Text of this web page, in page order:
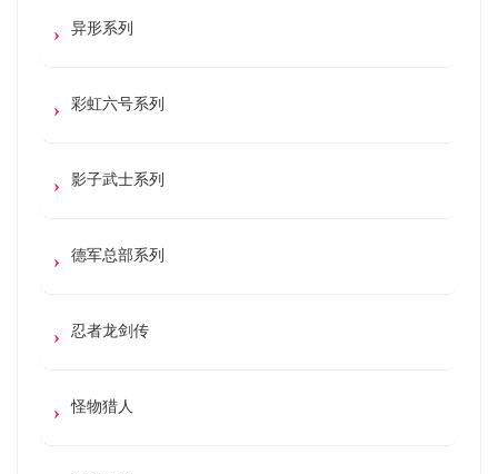
异形系列
彩虹六号系列
影子武士系列
德军总部系列
忍者龙剑传
怪物猎人